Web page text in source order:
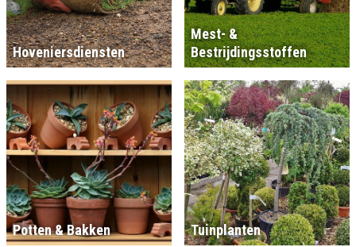
Hoveniersdiensten
Mest- &
Bestrijdingsstoffen
Potten & Bakken Tuinplanten